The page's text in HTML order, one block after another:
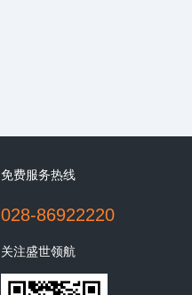
免费服务热线
028-86922220
关注盛世领航